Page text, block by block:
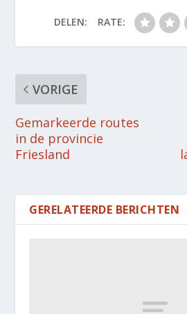
DELEN: RATE:
VORIGE
Gemarkeerde routes
in de provincie
Friesland
GERELATEERDE BERICHTEN